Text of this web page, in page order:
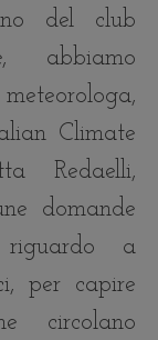
del club
abbiamo
Climate
Redaelli,
domande
riguardo a
per capire
circolano